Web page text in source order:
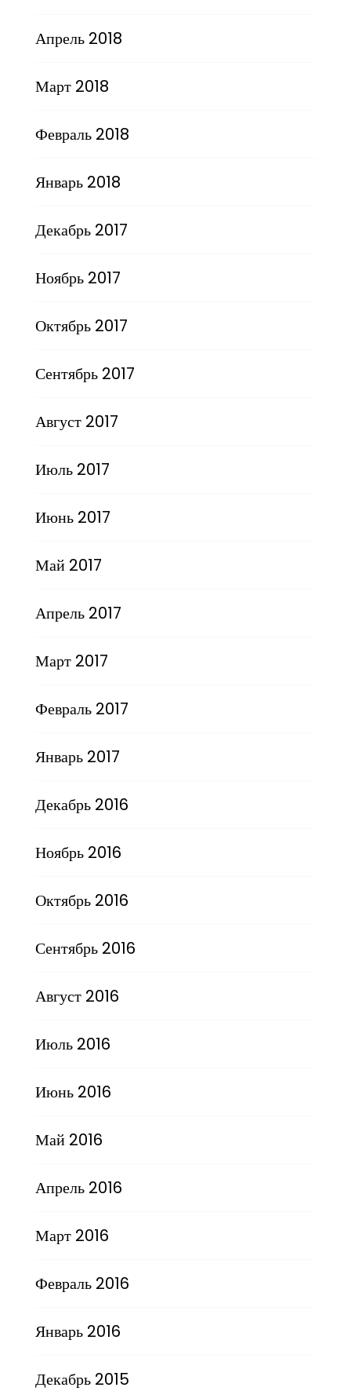
Апрель 2018
Март 2018
Февраль 2018
Январь 2018
Декабрь 2017
Ноябрь 2017
Октябрь 2017
Сентябрь 2017
Август 2017
Июль 2017
Июнь 2017
Май 2017
Апрель 2017
Март 2017
Февраль 2017
Январь 2017
Декабрь 2016
Ноябрь 2016
Октябрь 2016
Сентябрь 2016
Август 2016
Июль 2016
Июнь 2016
Май 2016
Апрель 2016
Март 2016
Февраль 2016
Январь 2016
Декабрь 2015